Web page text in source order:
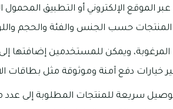
الموقع الإلكتروني أو التطبيق
حسب الجنس والفئة والحجم
المرغوبة، ويمكن للمستخدمين إضافتها
خيارات دفع آمنة وموثوقة مثل بطاقات
سريعة للمنتجات المطلوبة إلى